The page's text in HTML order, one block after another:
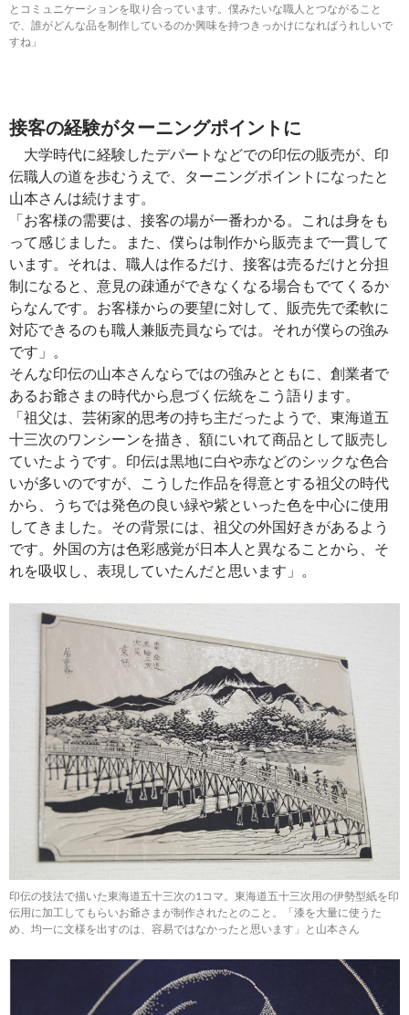
とコミュニケーションを取り合っています。僕みたいな職人とつながること
で、誰がどんな品を制作しているのか興味を持つきっかけになればうれしいで
すね」
接客の経験がターニングポイントに
大学時代に経験したデパートなどでの印伝の販売が、印
伝職人の道を歩むうえで、ターニングポイントになったと
山本さんは続けます。
「お客様の需要は、接客の場が一番わかる。これは身をも
って感じました。また、僕らは制作から販売まで一貫して
います。それは、職人は作るだけ、接客は売るだけと分担
制になると、意見の疎通ができなくなる場合もでてくるか
らなんです。お客様からの要望に対して、販売先で柔軟に
対応できるのも職人兼販売員ならでは。それが僕らの強み
です」。
そんな印伝の山本さんならではの強みとともに、創業者で
あるお爺さまの時代から息づく伝統をこう語ります。
「祖父は、芸術家的思考の持ち主だったようで、東海道五
十三次のワンシーンを描き、額にいれて商品として販売し
ていたようです。印伝は黒地に白や赤などのシックな色合
いが多いのですが、こうした作品を得意とする祖父の時代
から、うちでは発色の良い緑や紫といった色を中心に使用
してきました。その背景には、祖父の外国好きがあるよう
です。外国の方は色彩感覚が日本人と異なることから、そ
れを吸収し、表現していたんだと思います」。
印伝の技法で描いた東海道五十三次の1コマ。東海道五十三次用の伊勢型紙を印
伝用に加工してもらいお爺さまが制作されたとのこと。「漆を大量に使うた
め、均一に文様を出すのは、容易ではなかったと思います」と山本さん